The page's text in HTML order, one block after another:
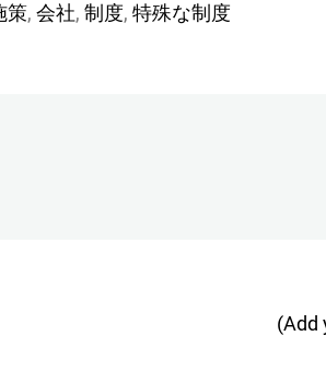
策, 会社, 制度, 特殊な制度
(Add